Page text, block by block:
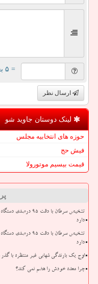
= ۵ بعلاوه ۱
ارسال نظر
لینک دوستان جاوید شو
حوزه های انتخابیه مجلس
فیش حج
قیمت بیسیم موتورولا
تشخیص سرطان با
دارد
تشخیص سرطان با
دارد
اوج یک بارندگی شهابی غیر منتظره با گذر
چرا معده خودش را هضم نمی کند؟